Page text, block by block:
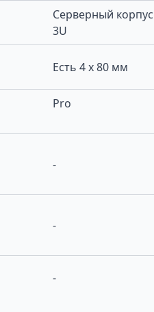
Серверный корпус
3U
Есть 4 x 80 мм
Pro
-
-
-